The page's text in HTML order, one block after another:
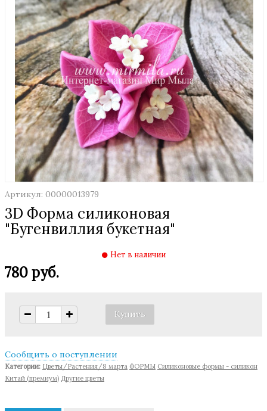
Артикул: 00000013979
3D Форма силиконовая
"Бугенвиллия букетная"
Нет в наличии
780 руб.
Сообщить о поступлении
Категории: Цветы/Растения/8 марта ФОРМЫ Cиликоновые формы - силикон
Китай (премиум) Другие цветы